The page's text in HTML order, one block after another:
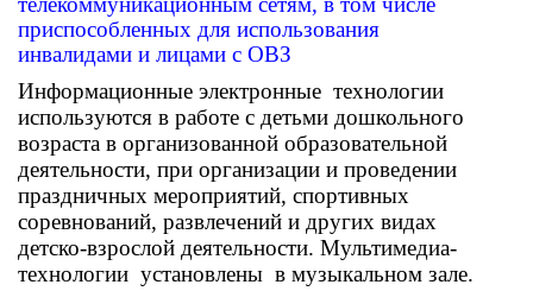
приспособленных для использования
инвалидами и лицами с ОВЗ
Информационные электронные технологии
используются в работе с детьми дошкольного
возраста в организованной образовательной
деятельности, при организации и проведении
праздничных мероприятий, спортивных
соревнований, развлечений и других видах
детско-взрослой деятельности. Мультимедиа-
технологии установлены в музыкальном зале.